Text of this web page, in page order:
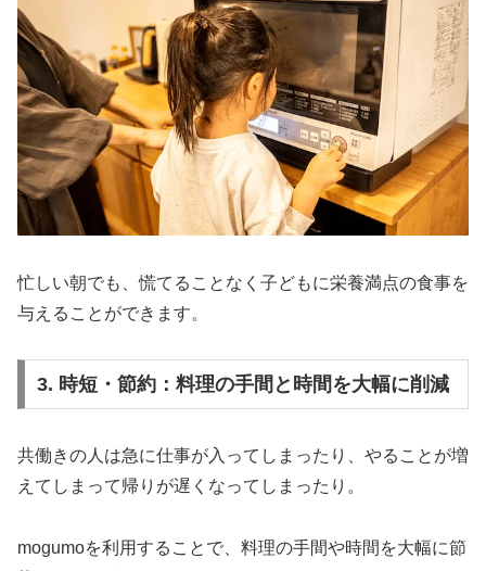
忙しい朝でも、慌てることなく子どもに栄養満点の食事を
与えることができます。
3. 時短・節約：料理の手間と時間を大幅に削減
共働きの人は急に仕事が入ってしまったり、やることが増
えてしまって帰りが遅くなってしまったり。
mogumoを利用することで、料理の手間や時間を大幅に節